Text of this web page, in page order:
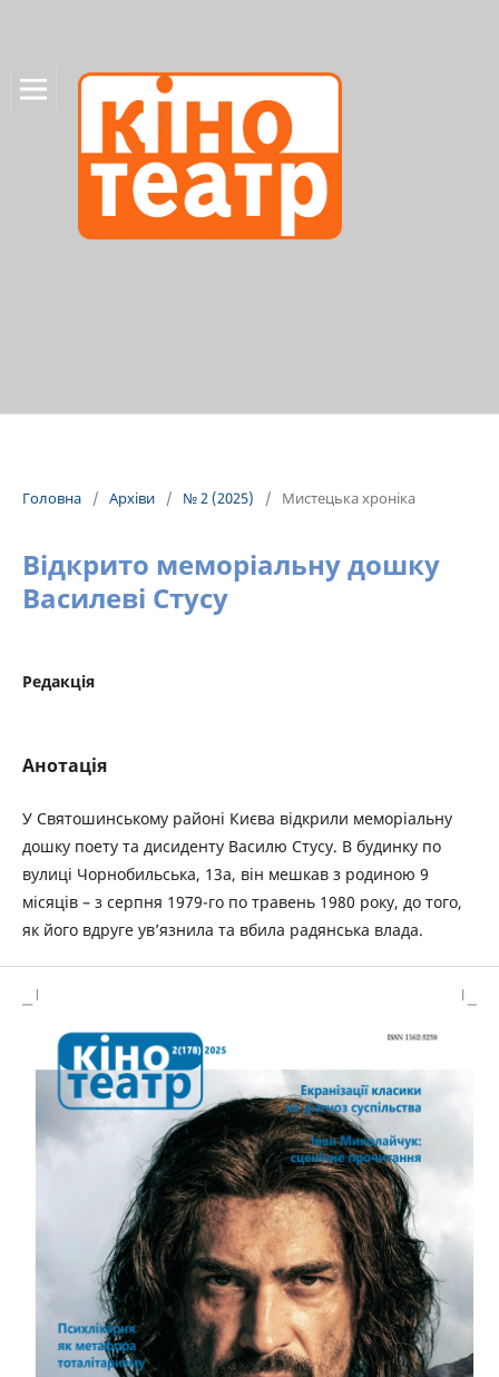
Головна / Архіви / № 2 (2025) / Мистецька хроніка
Відкрито меморіальну дошку
Василеві Стусу
Редакція
Анотація
У Святошинському районі Києва відкрили меморіальну
дошку поету та дисиденту Василю Стусу. В будинку по
вулиці Чорнобильська, 13а, він мешкав з родиною 9
місяців – з серпня 1979-го по травень 1980 року, до того,
як його вдруге ув’язнила та вбила радянська влада.